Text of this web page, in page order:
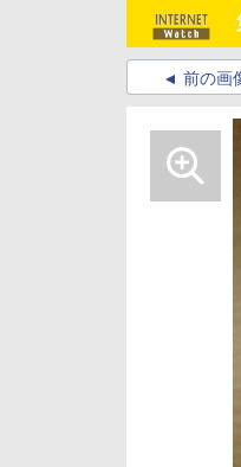
前の画